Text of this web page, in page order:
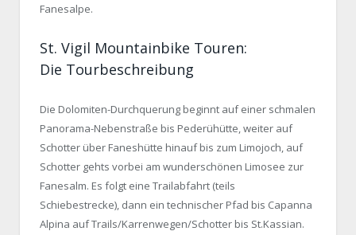
Fanesalpe.
St. Vigil Mountainbike Touren:
Die Tourbeschreibung
Die Dolomiten-Durchquerung beginnt auf einer schmalen
Panorama-Nebenstraße bis Pederühütte, weiter auf
Schotter über Faneshütte hinauf bis zum Limojoch, auf
Schotter gehts vorbei am wunderschönen Limosee zur
Fanesalm. Es folgt eine Trailabfahrt (teils
Schiebestrecke), dann ein technischer Pfad bis Capanna
Alpina auf Trails/Karrenwegen/Schotter bis St.Kassian.